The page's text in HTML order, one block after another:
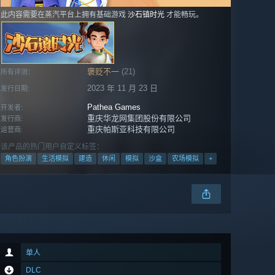
此内容需要在蒸汽平台上拥有基础游戏 沙石镇时光 才能畅玩。
所有评测： 褒贬不一 (21)
发行日期: 2023 年 11 月 23 日
开发者: Pathea Games
发行商: 重庆华龙网集团股份有限公司
运营商: 重庆帕斯亚科技有限公司
该产品的热门用户自定义标签：
角色扮演 生活模拟 建造 休闲 模拟 沙盒 农场模拟 +
单人
DLC